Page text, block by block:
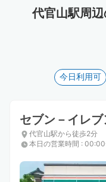
a
date.
the
keyboard
shortcuts
for
changing
dates.
a
mark
key
the
for
代官山駅周
今日利用可
セブン－イレ
代官山駅から徒歩2分
本日の営業時間 :